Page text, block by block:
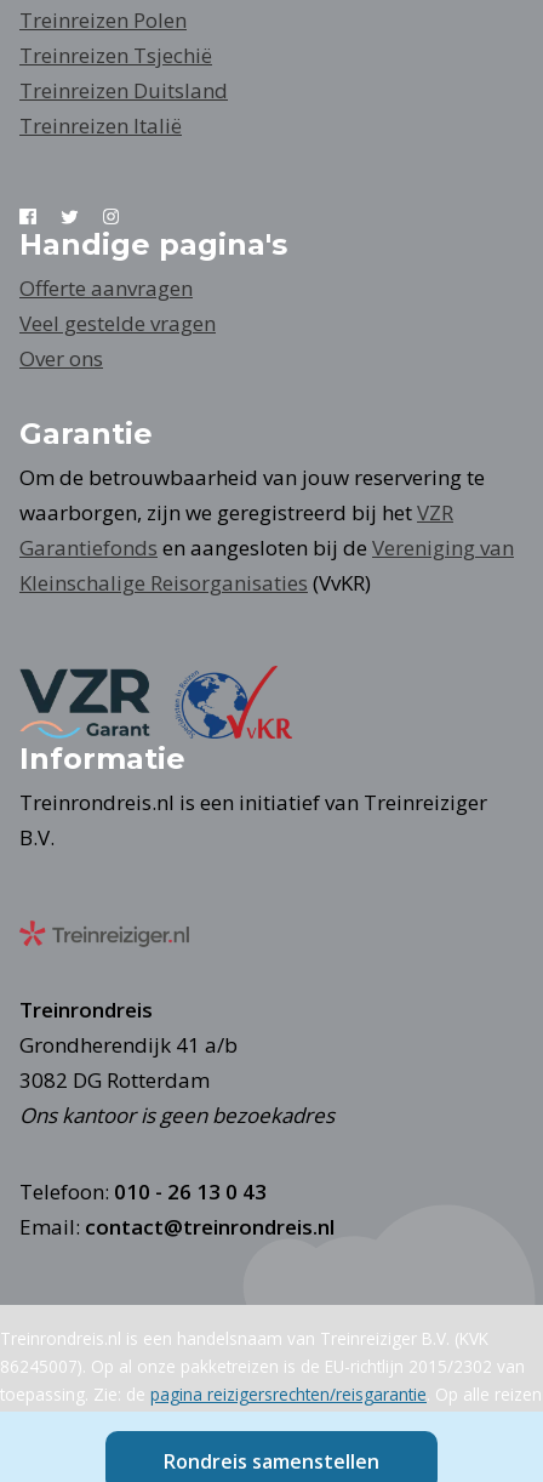
Rondreis samenstellen
Treinreizen Polen
Treinreizen Tsjechië
Treinreizen Duitsland
Treinreizen Italië
Handige pagina's
Offerte aanvragen
Veel gestelde vragen
Over ons
Garantie
Om de betrouwbaarheid van jouw reservering te
waarborgen, zijn we geregistreerd bij hetVZR
Garantiefonds en aangesloten bij de Vereniging van
Kleinschalige Reisorganisaties (VvKR)
Informatie
Treinrondreis.nl is een initiatief van Treinreiziger
B.V.
Treinrondreis
Grondherendijk 41 a/b
3082 DG Rotterdam
Ons kantoor is geen bezoekadres
Telefoon: 010 - 26 13 0 43
Email: contact@treinrondreis.nl
Treinrondreis.nl is een handelsnaam van Treinreiziger B.V. (KVK
86245007). Op al onze pakketreizen is de EU-richtlijn 2015/2302 van
toepassing. Zie: de pagina reizigersrechten/reisgarantie. Op alle reizen
en handeren de volgend privacyverklaring